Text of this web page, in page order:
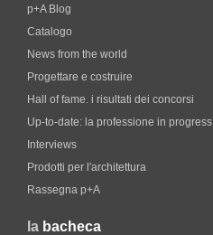
p+A Blog
Catalogo
News from the world
Progettare e costruire
Hall of fame. i risultati dei concorsi
Up-to-date: la professione in progress
Interviews
Prodotti per l'architettura
Rassegna p+A
la bacheca